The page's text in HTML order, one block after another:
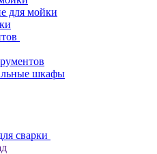
для мойки
шкафы
сварки